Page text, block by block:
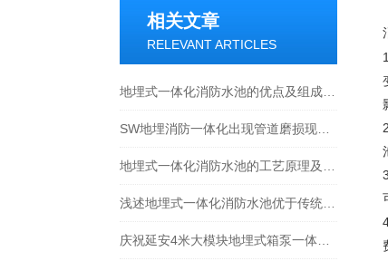
相关文章
RELEVANT ARTICLES